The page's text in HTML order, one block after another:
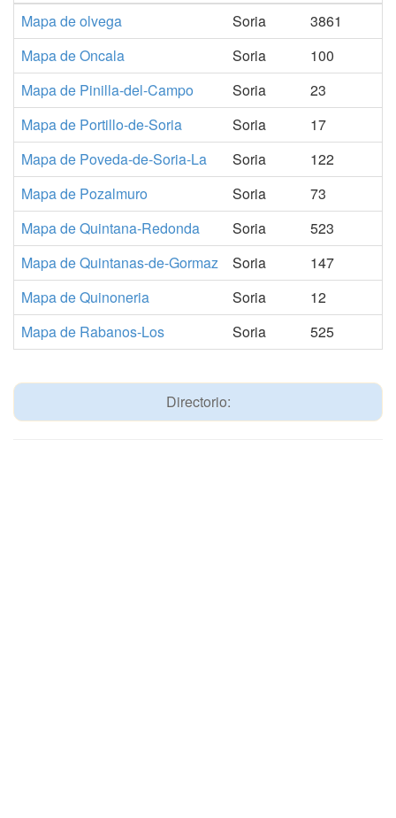
Mapa de olvega
Soria
3861
Mapa de Oncala
Soria
100
Mapa de Pinilla-del-Campo
Soria
23
Mapa de Portillo-de-Soria
Soria
17
Mapa de Poveda-de-Soria-La
Soria
122
Mapa de Pozalmuro
Soria
73
Mapa de Quintana-Redonda
Soria
523
Mapa de Quintanas-de-Gormaz
Soria
147
Mapa de Quinoneria
Soria
12
Mapa de Rabanos-Los
Soria 525
Directorio: